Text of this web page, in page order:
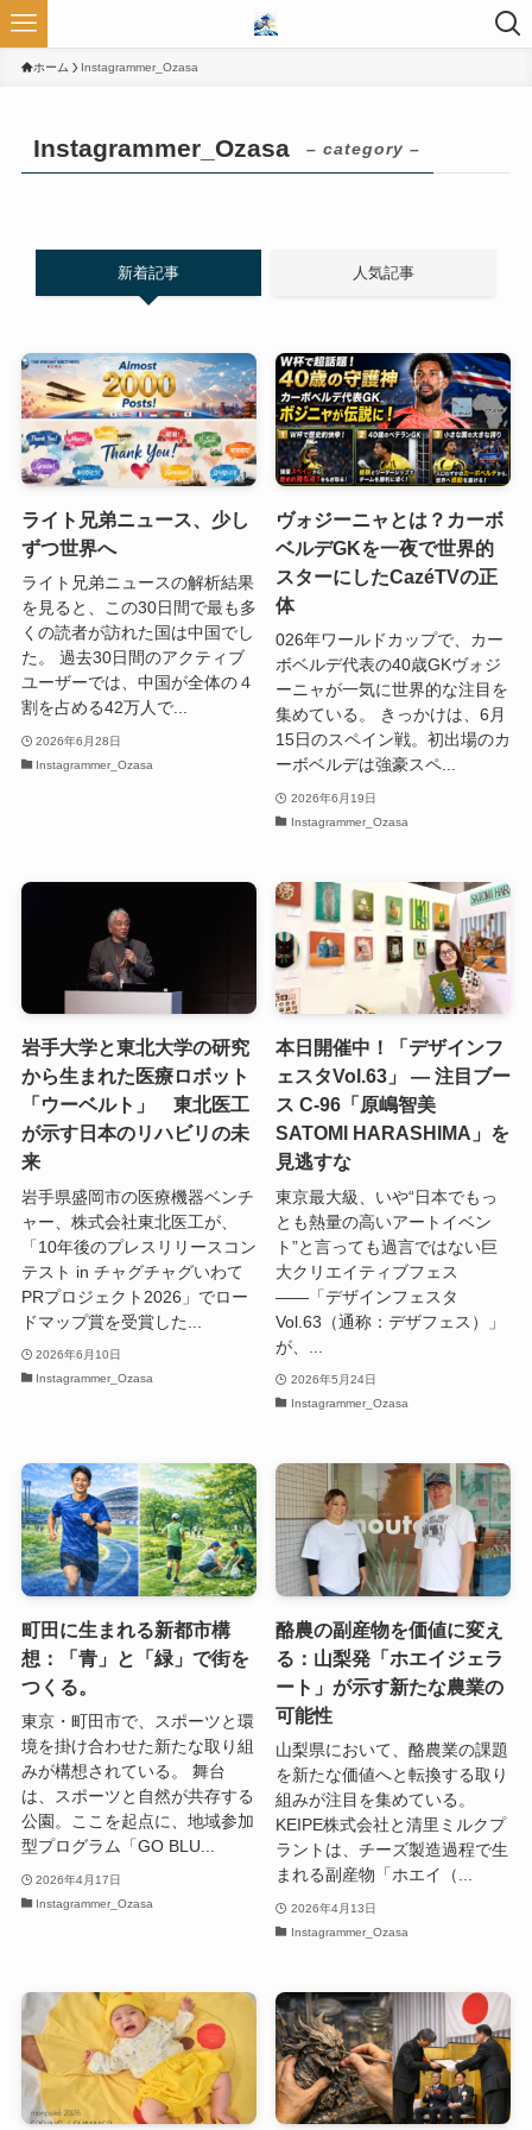
ホーム Instagrammer_Ozasa
Instagrammer_Ozasa – category –
新着記事 人気記事
ライト兄弟ニュース、少し
ずつ世界へ
ライト兄弟ニュースの解析結果
を見ると、この30日間で最も多
くの読者が訪れた国は中国でし
た。 過去30日間のアクティブ
ユーザーでは、中国が全体の４
割を占める42万人で...
2026年6月28日
Instagrammer_Ozasa
ヴォジーニャとは？カーボ
ベルデGKを一夜で世界的
スターにしたCazéTVの正
体
026年ワールドカップで、カー
ボベルデ代表の40歳GKヴォジ
ーニャが一気に世界的な注目を
集めている。 きっかけは、6月
15日のスペイン戦。初出場のカ
ーボベルデは強豪スペ...
2026年6月19日
Instagrammer_Ozasa
岩手大学と東北大学の研究
から生まれた医療ロボット
「ウーベルト」 東北医工
が示す日本のリハビリの未
来
岩手県盛岡市の医療機器ベンチ
ャー、株式会社東北医工が、
「10年後のプレスリリースコン
テスト in チャグチャグいわて
PRプロジェクト2026」でロー
ドマップ賞を受賞した...
2026年6月10日
Instagrammer_Ozasa
本日開催中！「デザインフ
ェスタVol.63」 — 注目ブー
ス C-96「原嶋智美
SATOMI HARASHIMA」を
見逃すな
東京最大級、いや“日本でもっ
とも熱量の高いアートイベン
ト”と言っても過言ではない巨
大クリエイティブフェス
――「デザインフェスタ
Vol.63（通称：デザフェス）」
が、...
2026年5月24日
Instagrammer_Ozasa
町田に生まれる新都市構
想：「青」と「緑」で街を
つくる。
東京・町田市で、スポーツと環
境を掛け合わせた新たな取り組
みが構想されている。 舞台
は、スポーツと自然が共存する
公園。ここを起点に、地域参加
型プログラム「GO BLU...
2026年4月17日
Instagrammer_Ozasa
酪農の副産物を価値に変え
る：山梨発「ホエイジェラ
ート」が示す新たな農業の
可能性
山梨県において、酪農業の課題
を新たな価値へと転換する取り
組みが注目を集めている。
KEIPE株式会社と清里ミルクプ
ラントは、チーズ製造過程で生
まれる副産物「ホエイ（...
2026年4月13日
Instagrammer_Ozasa